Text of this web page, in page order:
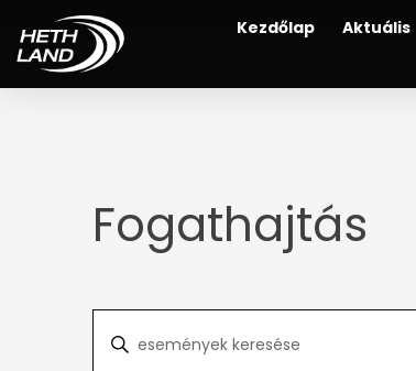
Kezdőlap Aktuális
Fogathajtás
Események
Írja